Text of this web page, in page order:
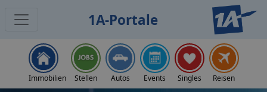
1A-Portale
Immobilien Stellen Autos Events Singles Reisen